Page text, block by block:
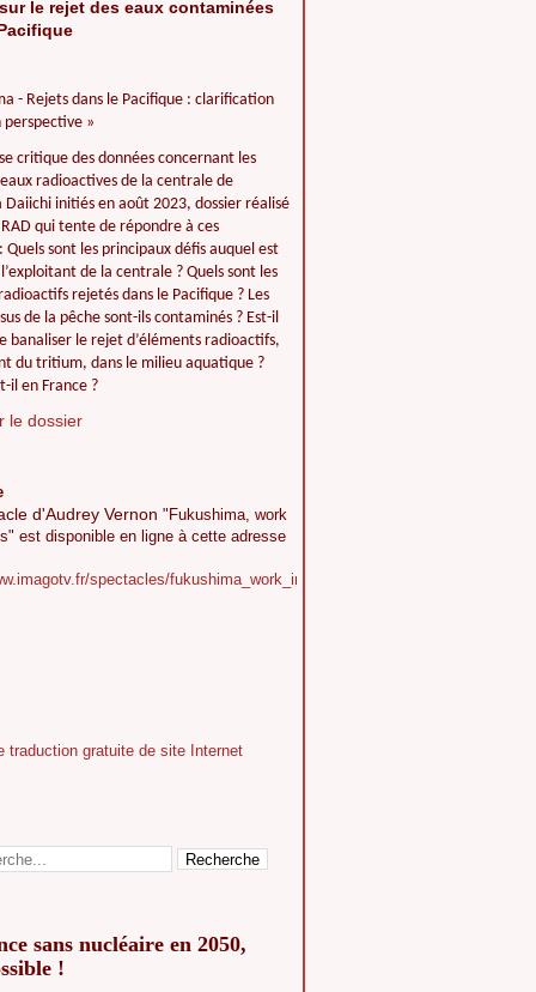
le rejet des eaux contaminées
- Rejets dans le Pacifique : clarification
perspective »
critique des données concernant les
radioactives de la centrale de
Daiichi initiés en août 2023, dossier réalisé
qui tente de répondre à ces
Quels sont les principaux défis auquel est
de la centrale ? Quels sont les
rejetés dans le Pacifique ? Les
de la pêche sont-ils contaminés ? Est-il
banaliser le rejet d’éléments radioactifs,
du tritium, dans le milieu aquatique ?
il en France ?
le dossier
d'Audrey Vernon "Fukushima, work
est disponible en ligne à cette adresse
spectacles/fukushima_work_in_progress
sans nucléaire en 2050,
!